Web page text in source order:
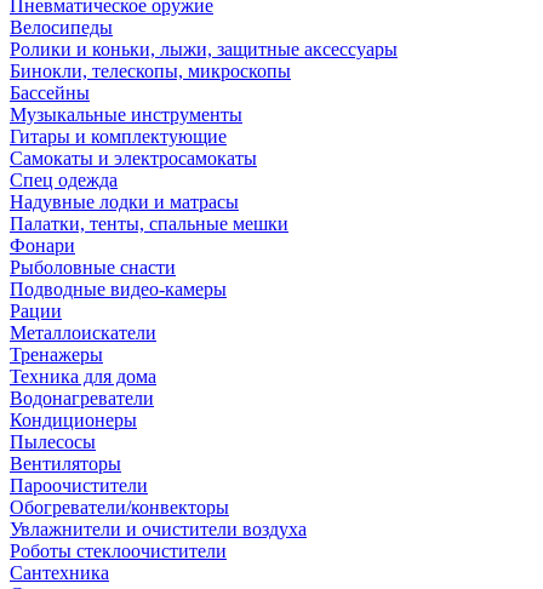
Пневматическое оружие
Велосипеды
Ролики и коньки, лыжи, защитные аксессуары
Бинокли, телескопы, микроскопы
Бассейны
Музыкальные инструменты
Гитары и комплектующие
Самокаты и электросамокаты
Спец одежда
Надувные лодки и матрасы
Палатки, тенты, спальные мешки
Фонари
Рыболовные снасти
Подводные видео-камеры
Рации
Металлоискатели
Тренажеры
Техника для дома
Водонагреватели
Кондиционеры
Пылесосы
Вентиляторы
Пароочистители
Обогреватели/конвекторы
Увлажнители и очистители воздуха
Роботы стеклоочистители
Сантехника